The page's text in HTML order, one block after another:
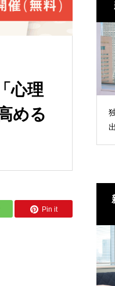
心理
める
Pin it